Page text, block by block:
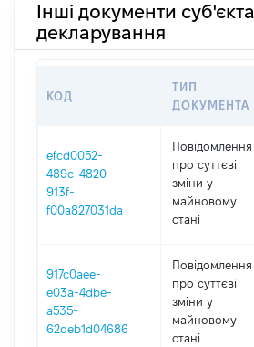
Інші документи суб'єкта
декларування
КОД
ТИП
ДОКУМЕНТА
efcd0052-
489c-4820-
913f-
f00a827031da
Повідомлення
про суттєві
зміни y
майновому
стані
917c0aee-
e03a-4dbe-
a535-
62deb1d04686
Повідомлення
про суттєві
зміни y
майновому
стані